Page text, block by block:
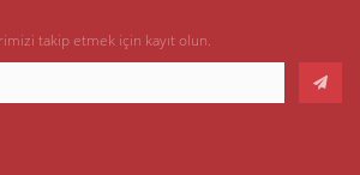
takip etmek için kayıt olun.